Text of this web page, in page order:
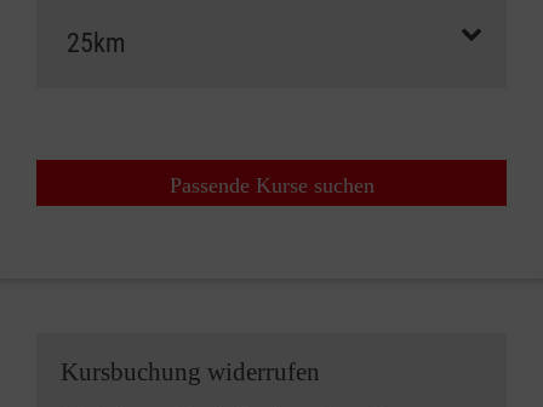
Passende Kurse suchen
Kursbuchung widerrufen